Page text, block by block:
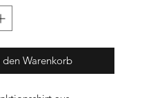
den Warenkorb